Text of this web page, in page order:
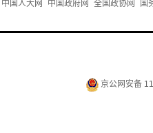
中国人大网 中国政府网 全国政协网 国
京公网安备